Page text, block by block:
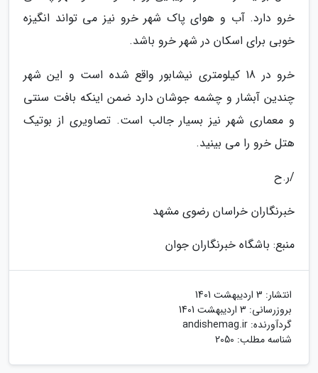
خرو دارد. آب و هوای پاک شهر خرو نیز می تواند انگیزه
خوبی برای اسکان در شهر خرو باشد.
خرو در 18 کیلومتری نیشابور واقع شده است و این شهر
چندین آبشار و چشمه جوشان دارد ضمن اینکه بافت سنتی
و معماری شهر نیز بسیار جالب است. تصاویری از بوتیک
هتل خرو را می بینید.
/ر.ح
خبرنگاران خراسان رضوی مشهد
منبع: باشگاه خبرنگاران جوان
انتشار: 3 اردیبهشت 1401
بروزرسانی: 3 اردیبهشت 1401
گردآورنده: andishemag.ir
شناسه مطلب: 2050